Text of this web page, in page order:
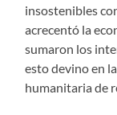
insostenibles
acrecentó la
sumaron los
esto devino en
humanitaria de